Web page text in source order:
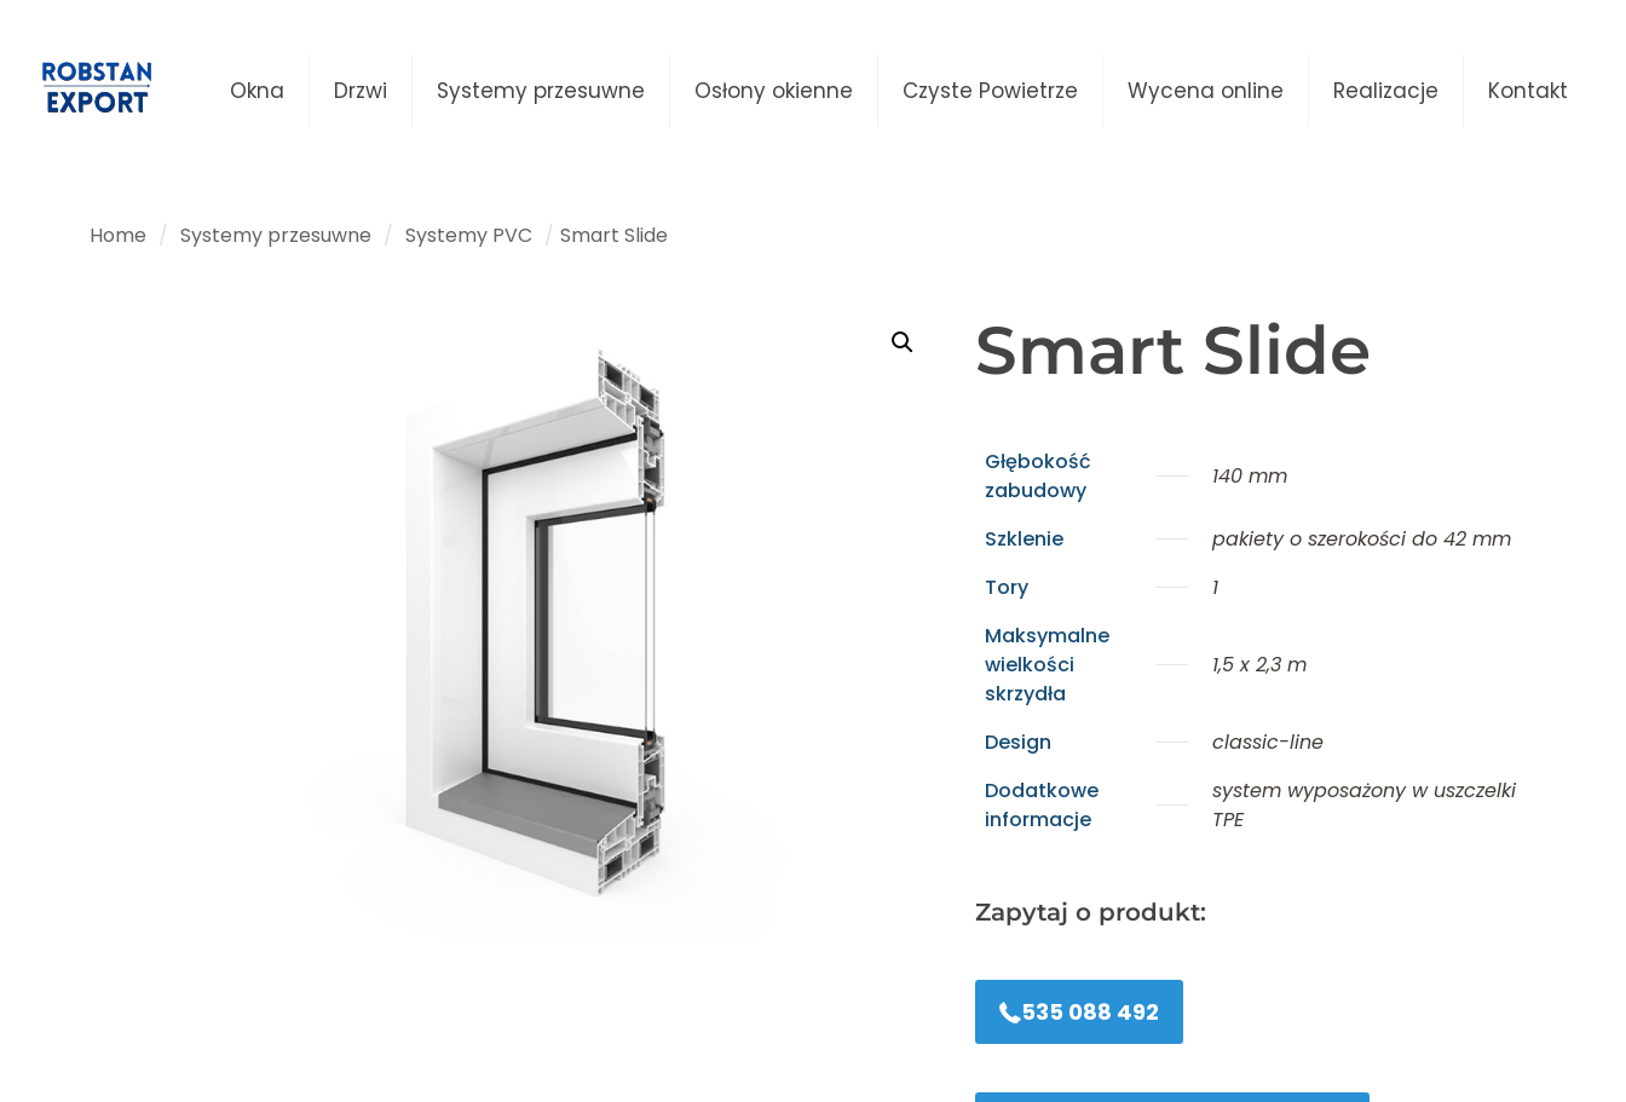
Okna Drzwi Systemy przesuwne Osłony okienne Czyste Powietrze Wycena online Realizacje Kontakt
Home / Systemy przesuwne / Systemy PVC / Smart Slide
Smart Slide
Głębokość
zabudowy
140 mm
Szklenie
pakiety o szerokości do 42 mm
Tory
1
Maksymalne
wielkości
skrzydła
1,5 x 2,3 m
Design
classic-line
Dodatkowe
informacje
system wyposażony w uszczelki
TPE
Zapytaj o produkt:
535 088 492